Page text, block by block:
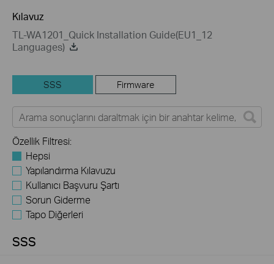
Kılavuz
TL-WA1201_Quick Installation Guide(EU1_12
Languages)
SSS Firmware
Özellik Filtresi:
Hepsi
Yapılandırma Kılavuzu
Kullanıcı Başvuru Şartı
Sorun Giderme
Tapo Diğerleri
SSS